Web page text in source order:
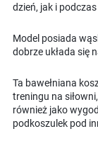
dzień, jak i
Model posiada
dobrze układa się
Ta bawełniana
treningu na
również jako
podkoszulek pod